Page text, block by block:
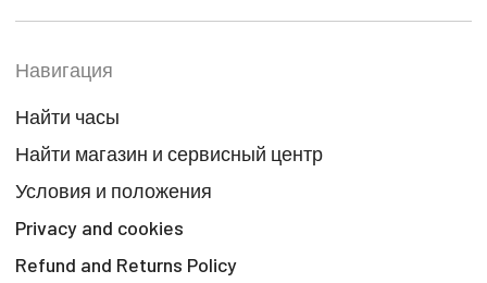
Навигация
Найти часы
Найти магазин и сервисный центр
Условия и положения
Privacy and cookies
Refund and Returns Policy